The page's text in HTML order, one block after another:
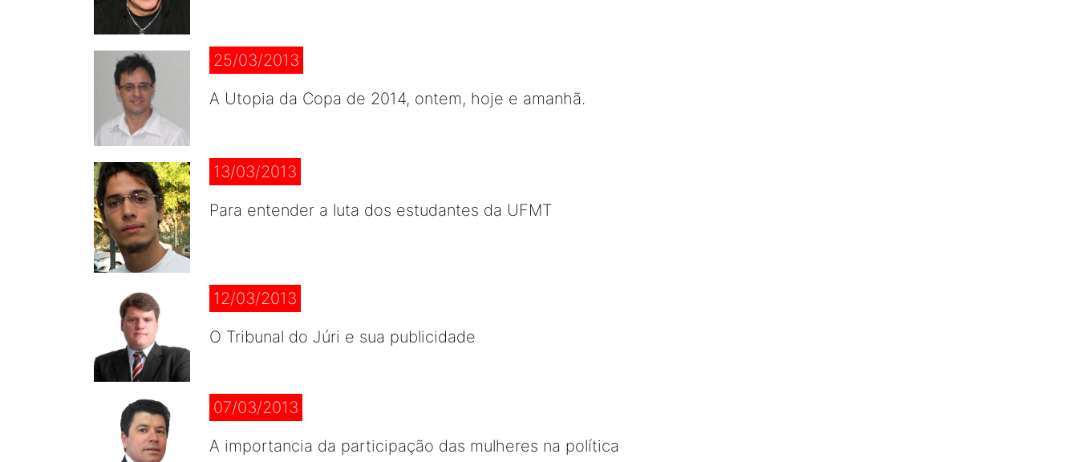
25/03/2013
A Utopia da Copa de 2014, ontem, hoje e amanhã.
13/03/2013
Para entender a luta dos estudantes da UFMT
12/03/2013
O Tribunal do Júri e sua publicidade
07/03/2013
A importancia da participação das mulheres na política